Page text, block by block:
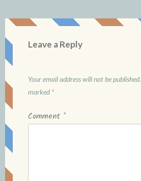
Leave a Reply
Your email address will not be published.
marked *
Comment *